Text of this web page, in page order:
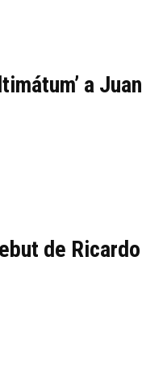
a Juan
de Ricardo